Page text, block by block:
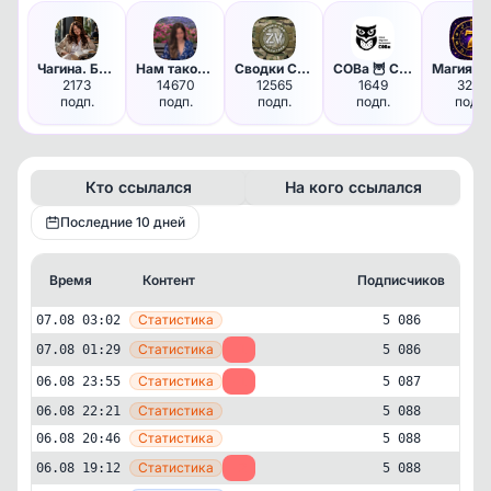
Чагина. Без реверансов.
2173
подп.
Нам такое надо!
14670
подп.
Сводки СВО Аналитика. Вперед …
12565
подп.
СОВа 🦉 Семья Обучение Воспита…
1649
подп.
3261
подп.
Кто ссылался На кого ссылался
Последние 10 дней
Время Контент Подписчиков
07.08 03:02 Статистика 5 086
07.08 01:29 Статистика 5 086
06.08 23:55 Статистика 5 087
06.08 22:21 Статистика 5 088
06.08 20:46 Статистика 5 088
06.08 19:12 Статистика 5 088